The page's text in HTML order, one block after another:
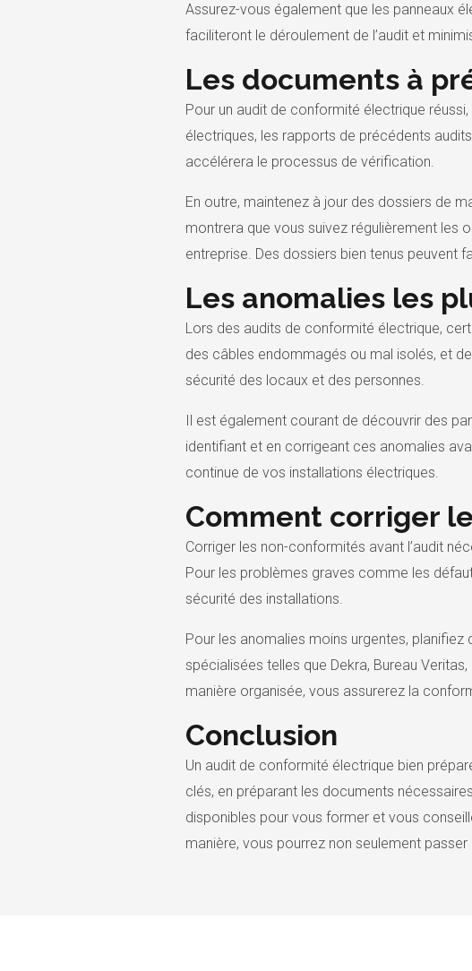
Assurez-vous également que les panneaux
faciliteront le déroulement de l’audit et
Les documents à
Pour un audit de conformité électrique
électriques, les rapports de précédents
accélérera le processus de vérification.
En outre, maintenez à jour des dossiers de
montrera que vous suivez régulièrement les
entreprise. Des dossiers bien tenus peuvent
Les anomalies les
Lors des audits de conformité électrique,
des câbles endommagés ou mal isolés, et
sécurité des locaux et des personnes.
Il est également courant de découvrir des
identifiant et en corrigeant ces anomalies
continue de vos installations électriques.
Comment corriger
Corriger les non-conformités avant l’audit
Pour les problèmes graves comme les
sécurité des installations.
Pour les anomalies moins urgentes,
spécialisées telles que Dekra, Bureau
manière organisée, vous assurerez la
Conclusion
Un audit de conformité électrique bien
clés, en préparant les documents
disponibles pour vous former et vous
manière, vous pourrez non seulement